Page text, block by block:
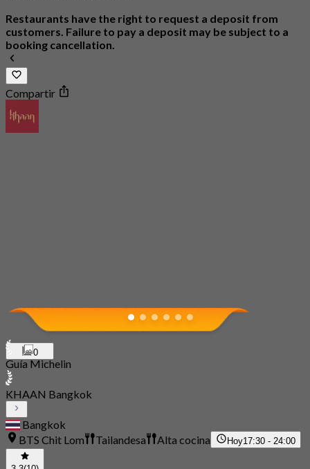
Restaurants have the right to request a deposit from
customers. Failure to pay a deposit may be subject to a
booking cancellation.
Compartir
0
Guía Michelin
KHAAN Bangkok
Bangkok
BTS Chit Lom
Tailandesa Alta cocina Hoy17:30 - 24:00